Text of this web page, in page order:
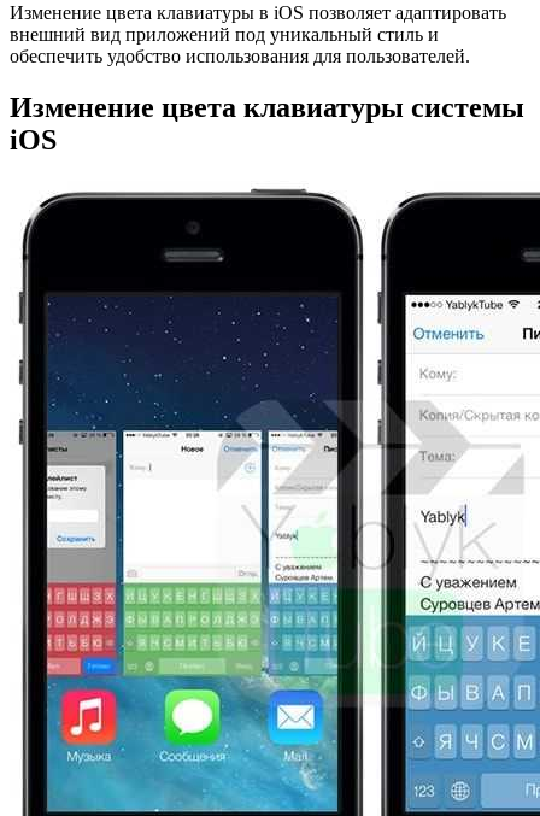
Изменение цвета клавиатуры в iOS позволяет адаптировать
внешний вид приложений под уникальный стиль и
обеспечить удобство использования для пользователей.
Изменение цвета клавиатуры системы
iOS